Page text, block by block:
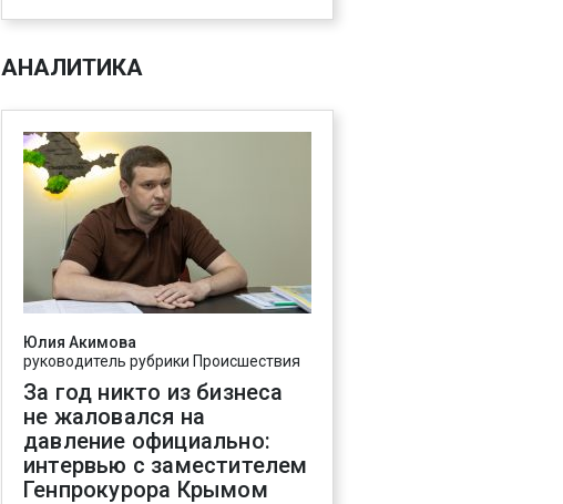
АНАЛИТИКА
Юлия Акимова
руководитель рубрики Происшествия
За год никто из бизнеса
не жаловался на
давление официально:
интервью с заместителем
Генпрокурора Крымом